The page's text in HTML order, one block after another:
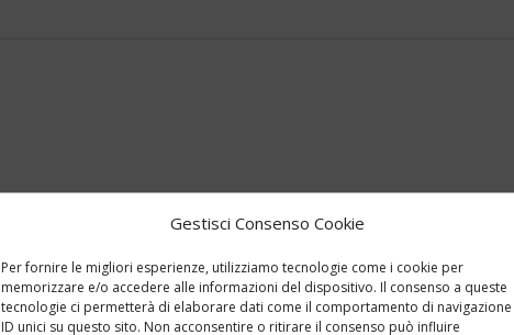
Gestisci Consenso Cookie
Per fornire le migliori esperienze, utilizziamo tecnologie come i cookie per
memorizzare e/o accedere alle informazioni del dispositivo. Il consenso a queste
tecnologie ci permetterà di elaborare dati come il comportamento di
ID unici su questo sito. Non acconsentire o ritirare il consenso può influire